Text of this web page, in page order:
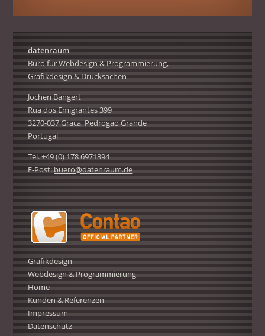
datenraum
Büro für Webdesign & Programmierung,
Grafikdesign & Drucksachen
Jochen Bangert
Rua dos Emigrantes 399
3270-037 Graca, Pedrogao Grande
Portugal
Tel. +49 (0) 178 6971394
E-Post:buero@datenraum.de
Grafikdesign
Webdesign & Programmierung
Home
Kunden & Referenzen
Impressum
Datenschutz